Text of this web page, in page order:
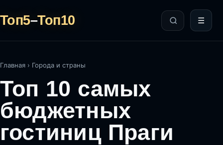
Топ5–Топ10 ☰
Главная › Города и страны
Топ 10 самых
бюджетных
гостиниц Праги